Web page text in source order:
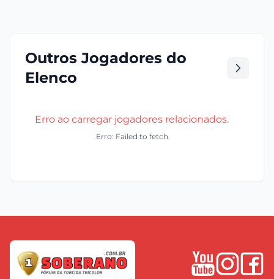
Outros Jogadores do
Elenco
Erro ao carregar jogadores relacionados.
Erro: Failed to fetch